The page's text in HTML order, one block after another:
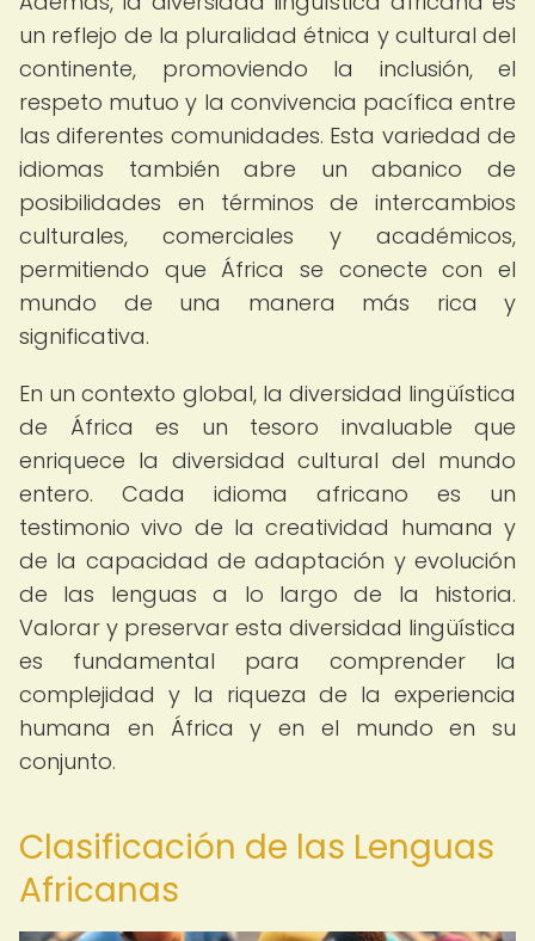
un reflejo de la pluralidad étnica y cultural del
continente, promoviendo la inclusión, el
respeto mutuo y la convivencia pacífica entre
las diferentes comunidades. Esta variedad de
idiomas también abre un abanico de
posibilidades en términos de intercambios
culturales, comerciales y académicos,
permitiendo que África se conecte con el
mundo de una manera más rica y
significativa.
En un contexto global, la diversidad lingüística
de África es un tesoro invaluable que
enriquece la diversidad cultural del mundo
entero. Cada idioma africano es un
testimonio vivo de la creatividad humana y
de la capacidad de adaptación y evolución
de las lenguas a lo largo de la historia.
Valorar y preservar esta diversidad lingüística
es fundamental para comprender la
complejidad y la riqueza de la experiencia
humana en África y en el mundo en su
conjunto.
Clasificación de las Lenguas
Africanas